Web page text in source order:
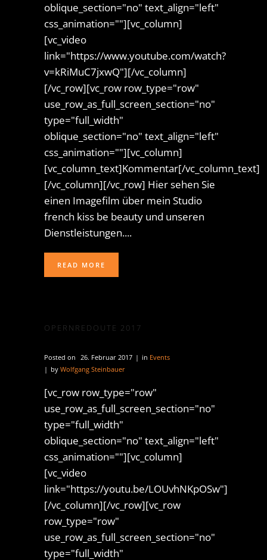
oblique_section="no" text_align="left"
css_animation=""][vc_column]
[vc_video
link="https://www.youtube.com/watch?
v=kRiMuC7jxwQ"][/vc_column]
[/vc_row][vc_row row_type="row"
use_row_as_full_screen_section="no"
type="full_width"
oblique_section="no" text_align="left"
css_animation=""][vc_column]
[vc_column_text]Kommentar[/vc_column_text]
[/vc_column][/vc_row] Hier sehen Sie
einen Imagefilm über mein Studio
french kiss be beauty und unseren
Dienstleistungen....
READ MORE
OPERNREDOUTE 2017
Posted on 26. Februar 2017 in Events
by Wolfgang Steinbauer
[vc_row row_type="row"
use_row_as_full_screen_section="no"
type="full_width"
oblique_section="no" text_align="left"
css_animation=""][vc_column]
[vc_video
link="https://youtu.be/LOUvhNKpOSw"]
[/vc_column][/vc_row][vc_row
row_type="row"
use_row_as_full_screen_section="no"
type="full_width"